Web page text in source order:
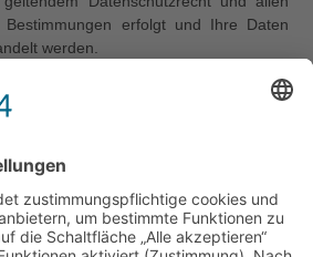
Bestimmungen erfolgt und Ihre Daten
werden.
der Datenerhebung
personenbezogenen Daten (z. B.
Bewerbungsunterlagen,
Bewerbungsgesprächen etc.), soweit
über die Begründung eines